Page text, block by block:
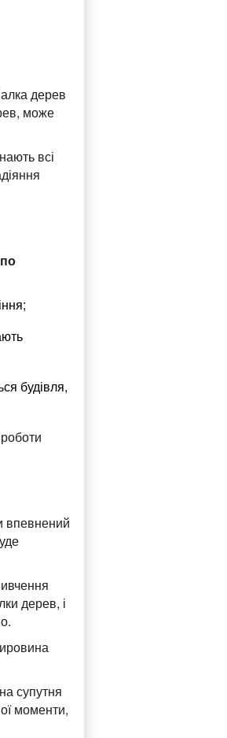
дерев
може
всі
будівля,
впевнений
дерев, і
супутня
моменти,